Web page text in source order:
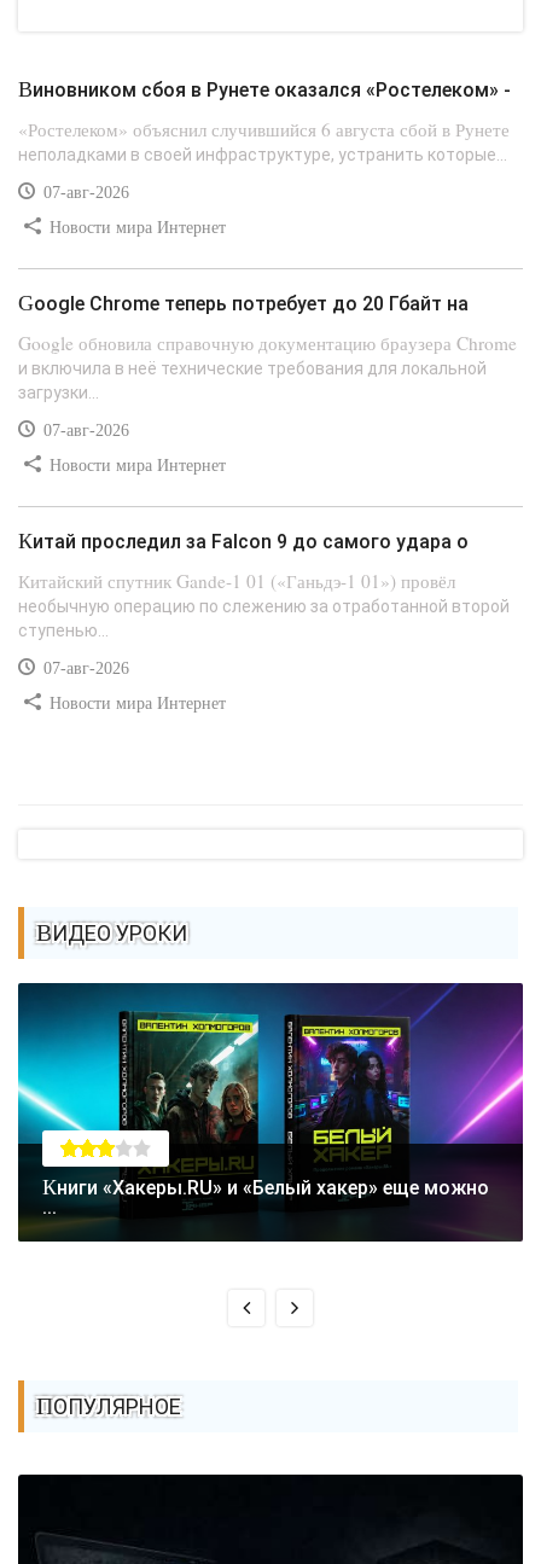
Виновником сбоя в Рунете оказался «Ростелеком» -
«Ростелеком» объяснил случившийся 6 августа сбой в Рунете
неполадками в своей инфраструктуре, устранить которые...
07-авг-2026
Новости мира Интернет
Google Chrome теперь потребует до 20 Гбайт на
Google обновила справочную документацию браузера Chrome
и включила в неё технические требования для локальной
загрузки...
07-авг-2026
Новости мира Интернет
Китай проследил за Falcon 9 до самого удара о
Китайский спутник Gande-1 01 («Ганьдэ-1 01») провёл
необычную операцию по слежению за отработанной второй
ступенью...
07-авг-2026
Новости мира Интернет
ВИДЕО УРОКИ
Книги «Хакеры.RU» и «Белый хакер» еще можно
...
ПОПУЛЯРНОЕ